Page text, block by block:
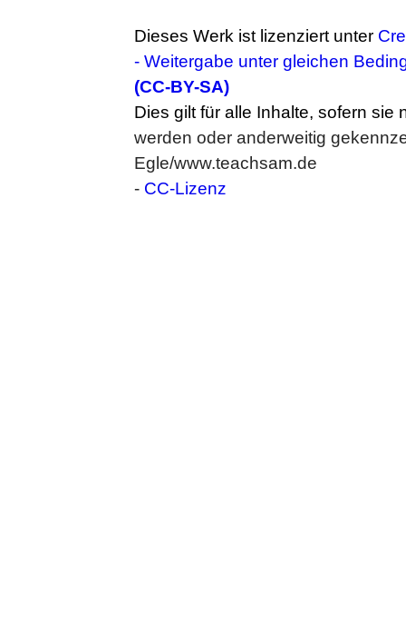
Dieses Werk ist lizenziert unter
- Weitergabe unter gleichen
(CC-BY-SA)
Dies gilt für alle Inhalte, sofern sie
werden oder anderweitig
Egle/www.teachsam.de
- CC-Lizenz